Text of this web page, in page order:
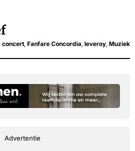
concert, Fanfare Concordia, leveroy, Muziek
Advertentie